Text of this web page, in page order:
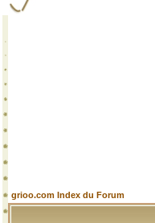
grioo.com Index du Forum